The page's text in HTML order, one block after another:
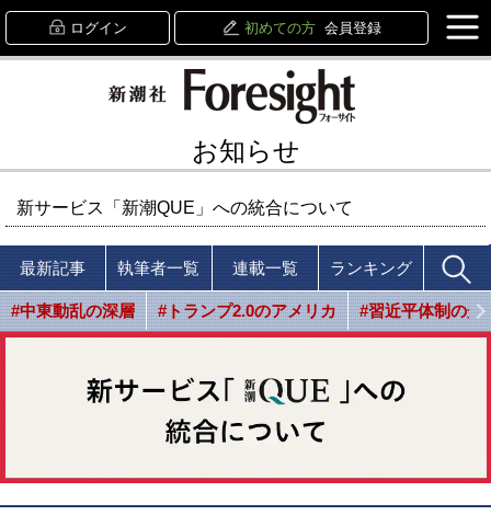
ログイン 初めての方 会員登録
お知らせ
新サービス「新潮QUE」への統合について
最新記事 執筆者一覧 連載一覧 ランキング
#中東動乱の深層 #トランプ2.0のアメリカ #習近平体制の光